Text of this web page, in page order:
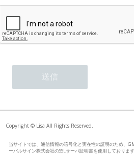
Copyright © Lisa All Rights Reserved.
当サイトでは、通信情報の暗号化と実在性の証明のため、
ーバルサイン株式会社のSSLサーバ証明書を使用しておりま